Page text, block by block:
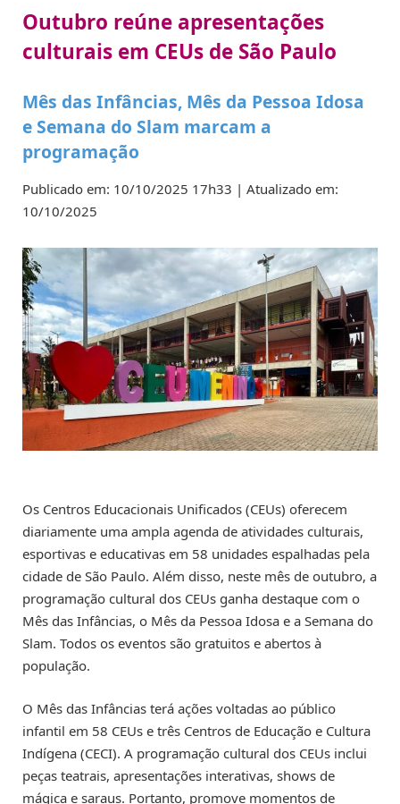
Outubro reúne apresentações
culturais em CEUs de São Paulo
Mês das Infâncias, Mês da Pessoa Idosa
e Semana do Slam marcam a
programação
Publicado em: 10/10/2025 17h33 | Atualizado em:
10/10/2025
Os Centros Educacionais Unificados (CEUs) oferecem
diariamente uma ampla agenda de atividades culturais,
esportivas e educativas em 58 unidades espalhadas pela
cidade de São Paulo. Além disso, neste mês de outubro, a
programação cultural dos CEUs ganha destaque com o
Mês das Infâncias, o Mês da Pessoa Idosa e a Semana do
Slam. Todos os eventos são gratuitos e abertos à
população.
O Mês das Infâncias terá ações voltadas ao público
infantil em 58 CEUs e três Centros de Educação e Cultura
Indígena (CECI). A programação cultural dos CEUs inclui
peças teatrais, apresentações interativas, shows de
mágica e saraus. Portanto, promove momentos de